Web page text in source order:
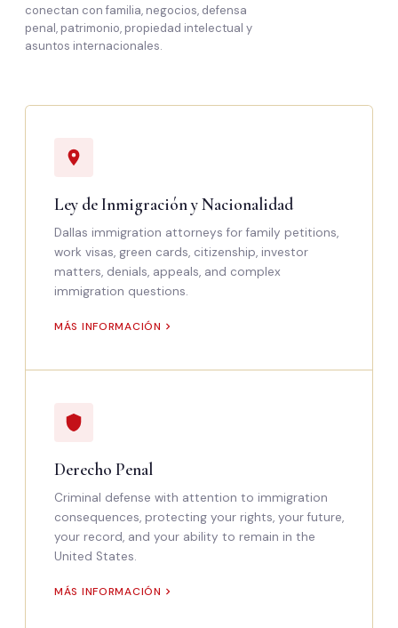
conectan con familia, negocios, defensa
penal, patrimonio, propiedad intelectual y
asuntos internacionales.
Ley de Inmigración y Nacionalidad
Dallas immigration attorneys for family petitions,
work visas, green cards, citizenship, investor
matters, denials, appeals, and complex
immigration questions.
MÁS INFORMACIÓN
Derecho Penal
Criminal defense with attention to immigration
consequences, protecting your rights, your future,
your record, and your ability to remain in the
United States.
MÁS INFORMACIÓN